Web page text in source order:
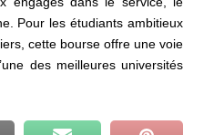
Pour les étudiants ambitieux
cette bourse offre une voie
des meilleures universités